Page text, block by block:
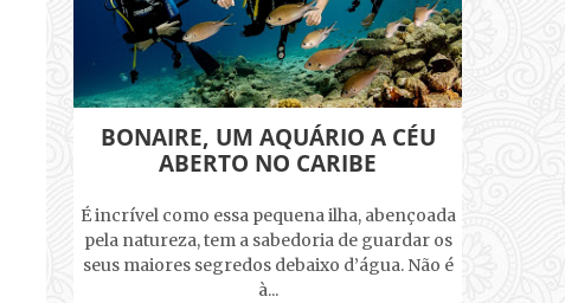
BONAIRE, UM AQUÁRIO A CÉU
ABERTO NO CARIBE
É incrível como essa pequena ilha, abençoada
pela natureza, tem a sabedoria de guardar os
seus maiores segredos debaixo d’água. Não é
à...